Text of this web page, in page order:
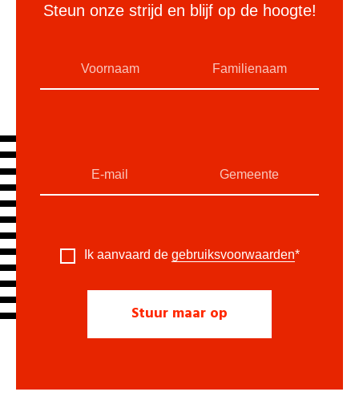
Steun onze strijd en blijf op de hoogte!
Ik aanvaard de gebruiksvoorwaarden*